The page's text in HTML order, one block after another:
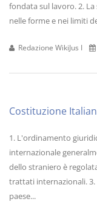
fondata sul lavoro. 2.
nelle forme e nei limiti
Redazione WikiJus I
Costituzione
1. L'ordinamento
internazionale
dello straniero è
trattati internazionali. 3.
paese...